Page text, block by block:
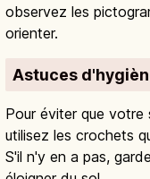
observez les
orienter.
Astuces
Pour éviter que
utilisez les crochets
S'il n'y en a pas,